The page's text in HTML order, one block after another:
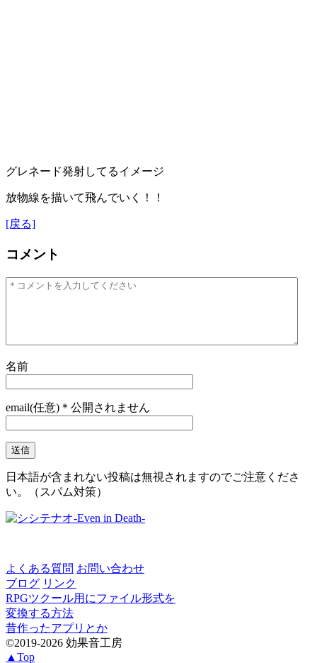
グレネード発射してるイメージ
放物線を描いて飛んでいく！！
[戻る]
コメント
名前
email(任意)＊公開されません
日本語が含まれない投稿は無視されますのでご注意くださ
い。（スパム対策）
よくある質問 お問い合わせ
ブログ リンク
RPGツクール用にファイル形式を
変換する方法
昔作ったアプリとか
©2019-2026 効果音工房
▲Top